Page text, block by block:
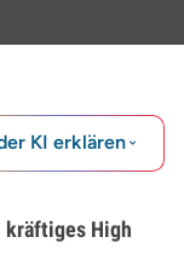
KI erklären
kräftiges High